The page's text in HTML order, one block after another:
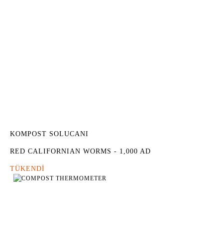
KOMPOST SOLUCANI
RED CALIFORNIAN WORMS - 1,000 AD
TÜKENDİ